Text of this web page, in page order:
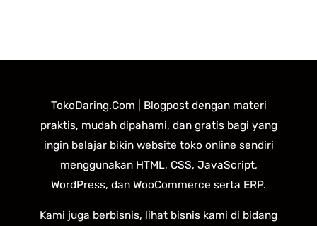
TokoDaring.Com | Blogpost dengan materi
praktis, mudah dipahami, dan gratis bagi yang
ingin belajar bikin website toko online sendiri
menggunakan HTML, CSS, JavaScript,
WordPress, dan WooCommerce serta ERP.
Kami juga berbisnis, lihat bisnis kami di bidang